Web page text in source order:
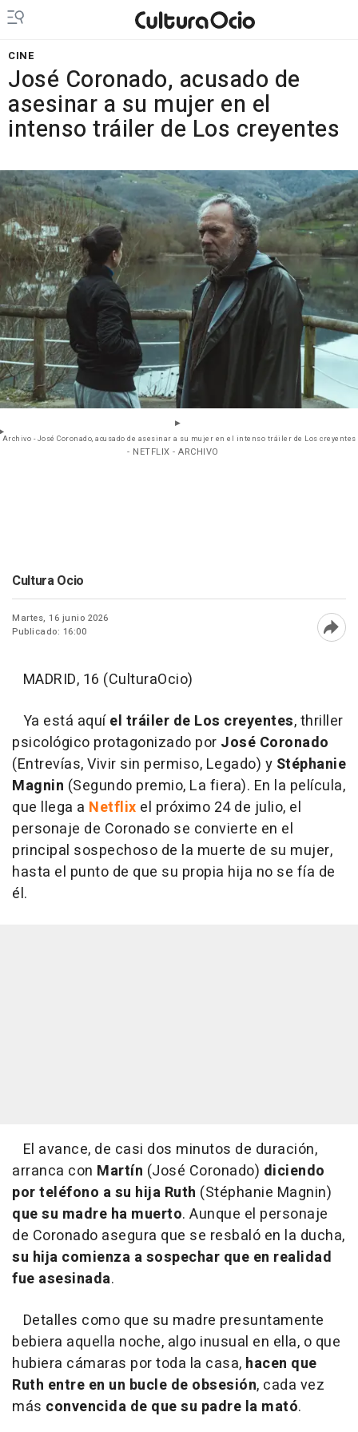
CINE
José Coronado, acusado de
asesinar a su mujer en el
intenso tráiler de Los creyentes
Archivo - José Coronado, acusado de asesinar a su mujer en el intenso tráiler de Los creyentes
- NETFLIX - ARCHIVO
Cultura Ocio
Martes, 16 junio 2026
Publicado: 16:00
MADRID, 16 (CulturaOcio)
Ya está aquíel tráiler de Los creyentes, thriller
psicológico protagonizado por José Coronado
(Entrevías, Vivir sin permiso, Legado) y Stéphanie
Magnin (Segundo premio, La fiera). En la película,
que llega a Netflix el próximo 24 de julio, el
personaje de Coronado se convierte en el
principal sospechoso de la muerte de su mujer,
hasta el punto de que su propia hija no se fía de
él.
El avance, de casi dos minutos de duración,
arranca con Martín (José Coronado) diciendo
por teléfono a su hija Ruth (Stéphanie Magnin)
que su madre ha muerto. Aunque el personaje
de Coronado asegura que se resbaló en la ducha,
su hija comienza a sospechar que en realidad
fue asesinada.
Detalles como que su madre presuntamente
bebiera aquella noche, algo inusual en ella, o que
hubiera cámaras por toda la casa, hacen que
Ruth entre en un bucle de obsesión, cada vez
más convencida de que su padre la mató.